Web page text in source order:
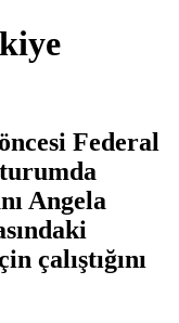
Federal
Angela
çalıştığını